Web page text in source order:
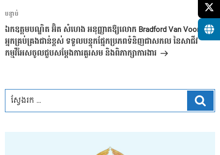
អត្ថបទ
បន្ទាប់
បន្ទាប់
ឯកឧត្តមបណ្ឌិត អ៊ិត សំហេង អនុញ្ញាតឱ្យលោក Bradford Van Voorhees
អ្នកគ្រប់គ្រងជាន់ខ្ពស់ ទទួលបន្ទុកផ្នែកប្រភពទំនិញជាសកល នៃសាជីវ
កម្មវីអែសចូលជួបសម្តែងការគួរសម និងពិភាក្សាការងារ